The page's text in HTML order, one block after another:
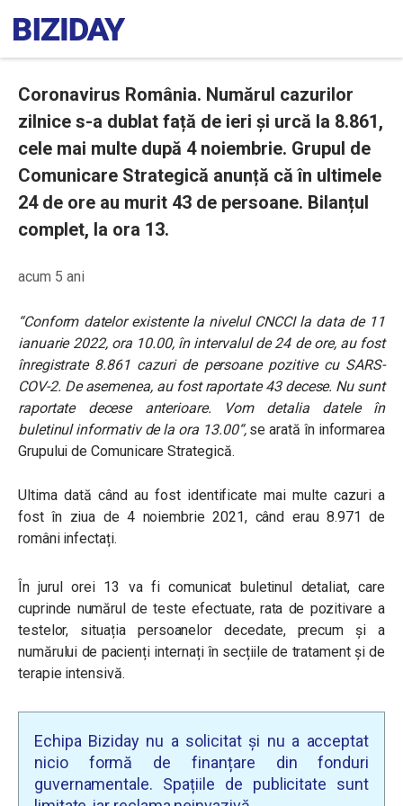
Coronavirus România. Numărul cazurilor
zilnice s-a dublat față de ieri și urcă la 8.861,
cele mai multe după 4 noiembrie. Grupul de
Comunicare Strategică anunță că în ultimele
24 de ore au murit 43 de persoane. Bilanțul
complet, la ora 13.
acum 5 ani
“Conform datelor existente la nivelul CNCCI la data de 11
ianuarie 2022, ora 10.00, în intervalul de 24 de ore, au fost
înregistrate 8.861 cazuri de persoane pozitive cu SARS-
COV-2. De asemenea, au fost raportate 43 decese. Nu sunt
raportate decese anterioare. Vom detalia datele în
buletinul informativ de la ora 13.00“,se arată în informarea
Grupului de Comunicare Strategică.
Ultima dată când au fost identificate mai multe cazuri a
fost în ziua de 4 noiembrie 2021, când erau 8.971 de
români infectați.
În jurul orei 13 va fi comunicat buletinul detaliat, care
cuprinde numărul de teste efectuate, rata de pozitivare a
testelor, situația persoanelor decedate, precum și a
numărului de pacienți internați în secțiile de tratament și de
terapie intensivă.
Echipa Biziday nu a solicitat și nu a acceptat
nicio formă de finanțare din fonduri
guvernamentale. Spațiile de publicitate sunt